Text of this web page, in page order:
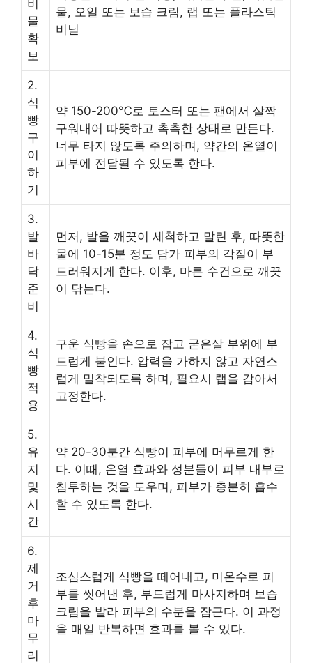
비
물
확
보
물, 오일 또는 보습 크림, 랩 또는 플라스틱
비닐
2.
식
빵
구
이
하
기
약 150-200℃로 토스터 또는 팬에서 살짝
구워내어 따뜻하고 촉촉한 상태로 만든다.
너무 타지 않도록 주의하며, 약간의 온열이
피부에 전달될 수 있도록 한다.
3.
발
바
닥
준
비
먼저, 발을 깨끗이 세척하고 말린 후, 따뜻한
물에 10-15분 정도 담가 피부의 각질이 부
드러워지게 한다. 이후, 마른 수건으로 깨끗
이 닦는다.
4.
식
빵
적
용
구운 식빵을 손으로 잡고 굳은살 부위에 부
드럽게 붙인다. 압력을 가하지 않고 자연스
럽게 밀착되도록 하며, 필요시 랩을 감아서
고정한다.
5.
유
지
및
시
간
약 20-30분간 식빵이 피부에 머무르게 한
다. 이때, 온열 효과와 성분들이 피부 내부로
침투하는 것을 도우며, 피부가 충분히 흡수
할 수 있도록 한다.
6.
제
거
후
마
무
리
조심스럽게 식빵을 떼어내고, 미온수로 피
부를 씻어낸 후, 부드럽게 마사지하며 보습
크림을 발라 피부의 수분을 잠근다. 이 과정
을 매일 반복하면 효과를 볼 수 있다.